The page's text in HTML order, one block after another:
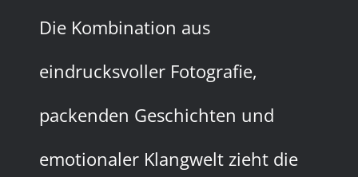
Die Kombination aus
eindrucksvoller Fotografie,
packenden Geschichten und
emotionaler Klangwelt zieht die